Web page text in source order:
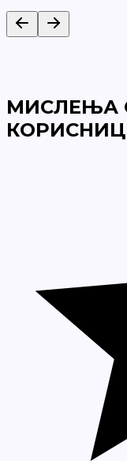
МИСЛЕЊА